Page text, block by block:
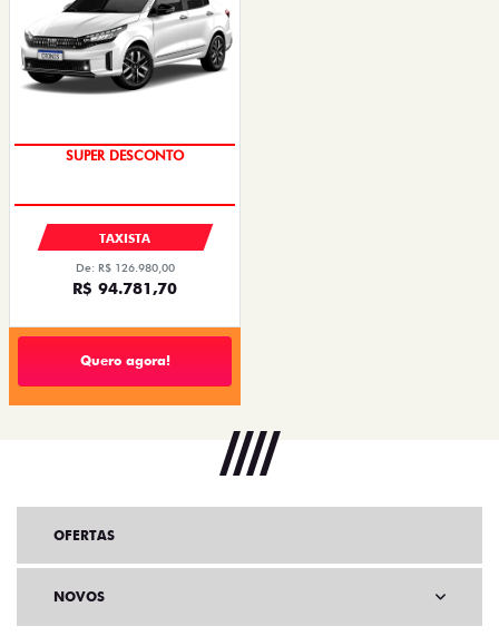
SUPER DESCONTO
TAXISTA
De: R$ 126.980,00
R$ 94.781,70
Quero agora!
OFERTAS
NOVOS